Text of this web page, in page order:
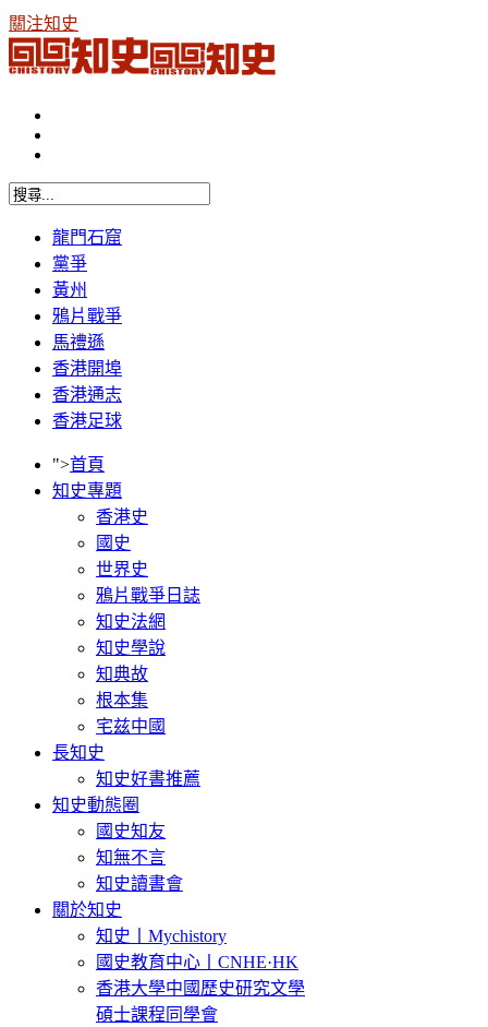
關注知史
龍門石窟
黨爭
黃州
鴉片戰爭
馬禮遜
香港開埠
香港通志
香港足球
">首頁
知史專題
香港史
國史
世界史
鴉片戰爭日誌
知史法網
知史學說
知典故
根本集
宅兹中國
長知史
知史好書推薦
知史動態圈
國史知友
知無不言
知史讀書會
關於知史
知史丨Mychistory
國史教育中心丨CNHE·HK
香港大學中國歷史研究文學
碩士課程同學會